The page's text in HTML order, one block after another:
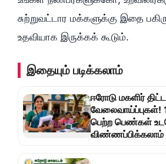
சுற்றுவட்டார மக்களுக்கு இதை
உதவியாக இருக்கக் கூடும்.
இதையும் படிக்கலாம்
ஈரோடு மகளிர்
வேலைவாய்ப்புகள்!
பெற்ற பெண்கள்
விண்ணப்பிக்கலாம்